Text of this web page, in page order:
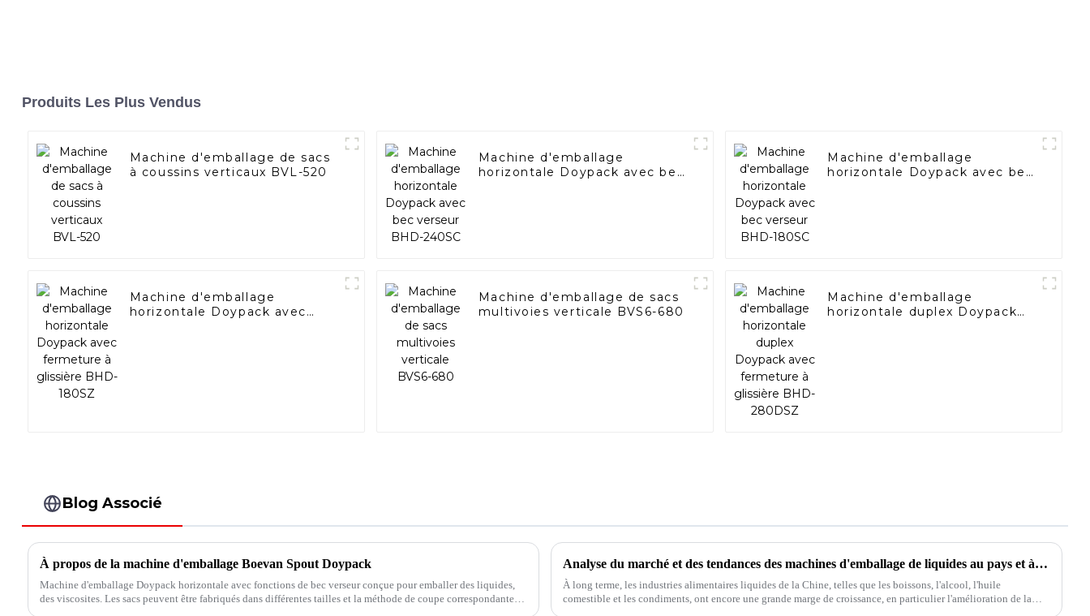
Produits Les Plus Vendus
Machine d'emballage de sacs
à coussins verticaux BVL-520
Machine d'emballage
horizontale Doypack avec bec
Machine d'emballage
horizontale Doypack avec bec
Machine d'emballage
horizontale Doypack avec
Machine d'emballage de sacs
multivoies verticale BVS6-680
Machine d'emballage
horizontale duplex Doypack
Blog Associé
À propos de la machine d'emballage Boevan Spout Doypack
Machine d'emballage Doypack horizontale avec fonctions de bec verseur conçue pour emballer des liquides,
des viscosites. Les sacs peuvent être fabriqués dans différentes tailles et la méthode de coupe correspondante
Analyse du marché et des tendances des machines d'emballage de liquides au pays et à l'étranger
À long terme, les industries alimentaires liquides de la Chine, telles que les boissons, l'alcool, l'huile
comestible et les condiments, ont encore une grande marge de croissance, en particulier l'amélioration de la